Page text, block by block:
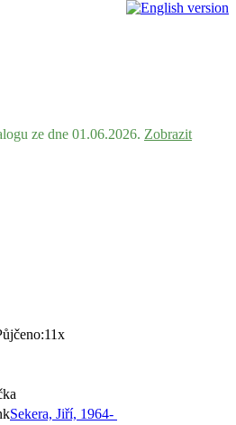
ze dne 01.06.2026. Zobrazit
Sekera, Jiří, 1964-